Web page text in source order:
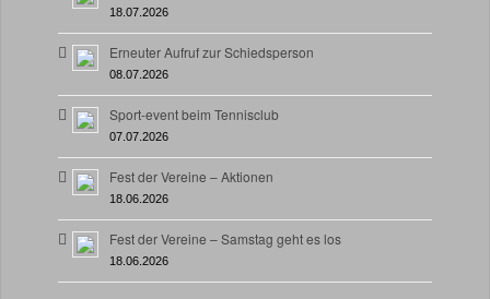
18.07.2026
Erneuter Aufruf zur Schiedsperson
08.07.2026
Sport-event beim Tennisclub
07.07.2026
Fest der Vereine – Aktionen
18.06.2026
Fest der Vereine – Samstag geht es los
18.06.2026